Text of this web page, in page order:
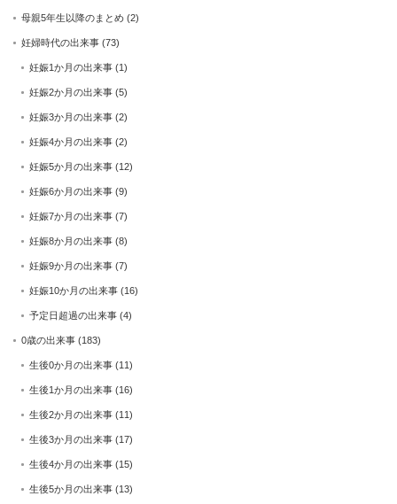
母親5年生以降のまとめ (2)
妊婦時代の出来事 (73)
妊娠1か月の出来事 (1)
妊娠2か月の出来事 (5)
妊娠3か月の出来事 (2)
妊娠4か月の出来事 (2)
妊娠5か月の出来事 (12)
妊娠6か月の出来事 (9)
妊娠7か月の出来事 (7)
妊娠8か月の出来事 (8)
妊娠9か月の出来事 (7)
妊娠10か月の出来事 (16)
予定日超過の出来事 (4)
0歳の出来事 (183)
生後0か月の出来事 (11)
生後1か月の出来事 (16)
生後2か月の出来事 (11)
生後3か月の出来事 (17)
生後4か月の出来事 (15)
生後5か月の出来事 (13)